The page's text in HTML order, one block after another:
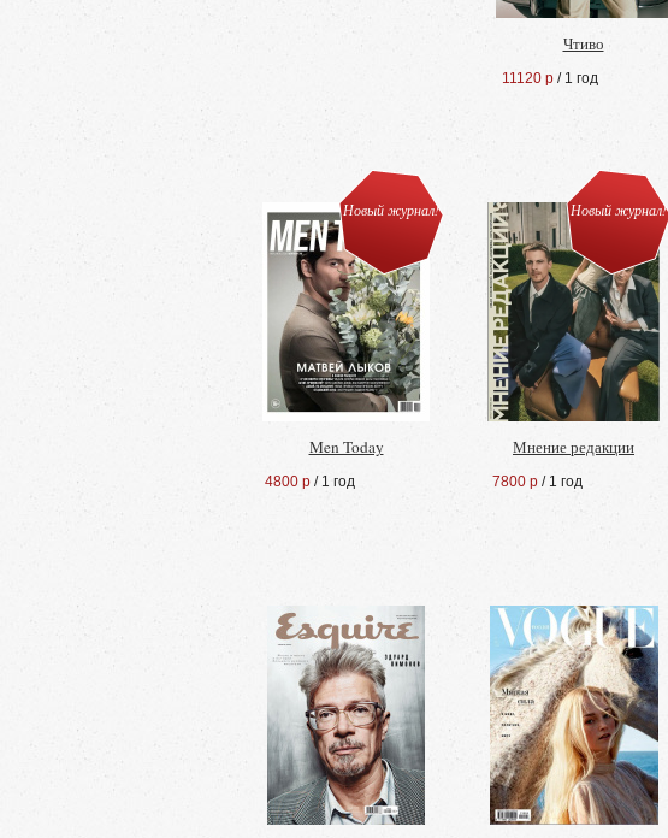
Чтиво
11120 р / 1 год
Новый журнал!
Men Today
4800 р / 1 год
Новый журнал!
Мнение редакции
7800 р / 1 год